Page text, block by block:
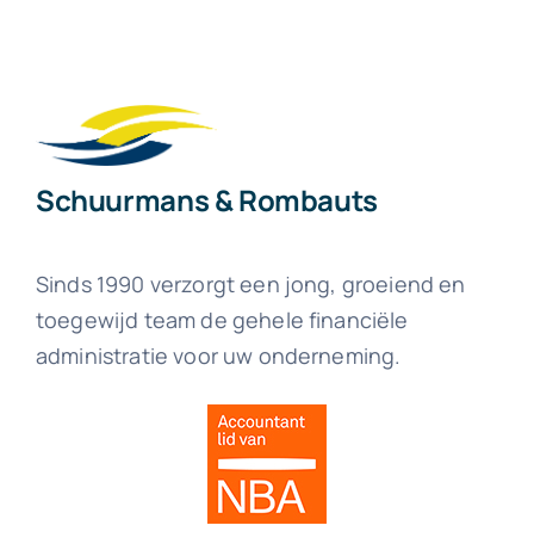
Schuurmans & Rombauts
Sinds 1990 verzorgt een jong, groeiend en
toegewijd team de gehele financiële
administratie voor uw onderneming.